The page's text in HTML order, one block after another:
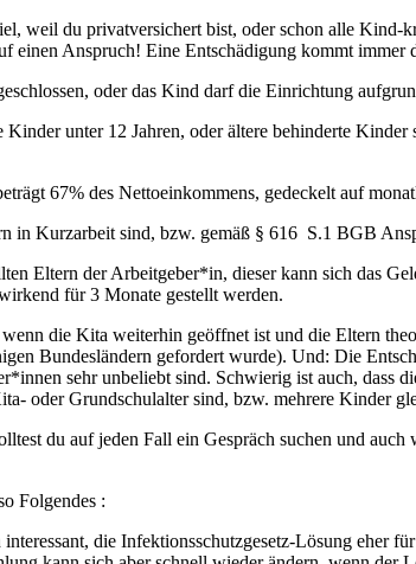
weil du privatversichert bist, oder schon alle Kind-
einen Anspruch! Eine Entschädigung kommt
oder das Kind darf die Einrichtung
unter 12 Jahren, oder ältere behinderte
67% des Nettoeinkommens, gedeckelt auf
Kurzarbeit sind, bzw. gemäß § 616 S.1 BGB
Eltern der Arbeitgeber*in, dieser kann sich das
für 3 Monate gestellt werden.
die Kita weiterhin geöffnet ist und die Eltern
Bundesländern gefordert wurde). Und: Die
sehr unbeliebt sind. Schwierig ist auch, dass
oder Grundschulalter sind, bzw. mehrere Kinder
du auf jeden Fall ein Gespräch suchen und
Folgendes :
die Infektionsschutzgesetz-Lösung eher